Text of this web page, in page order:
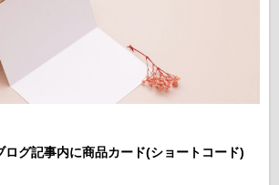
ログ記事内に商品カード(ショートコード)